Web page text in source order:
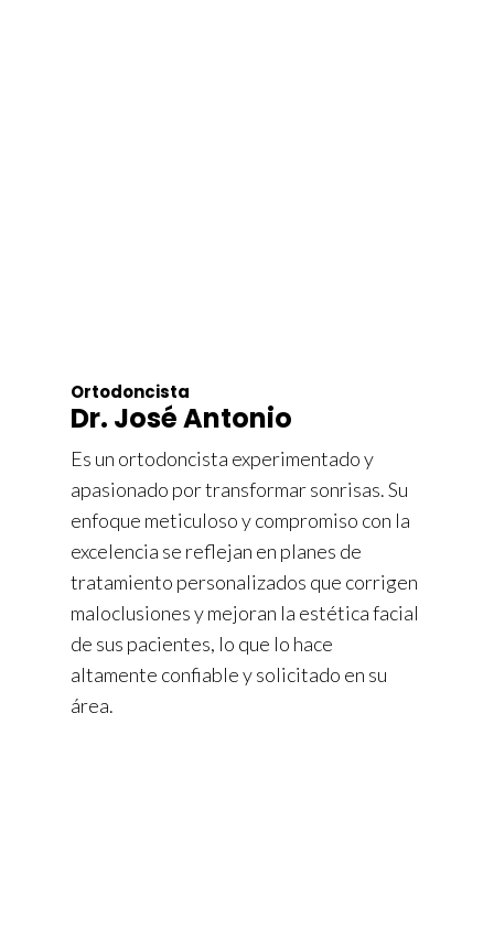
Ortodoncista
Dr. José Antonio
Es un ortodoncista experimentado y
apasionado por transformar sonrisas. Su
enfoque meticuloso y compromiso con la
excelencia se reflejan en planes de
tratamiento personalizados que corrigen
maloclusiones y mejoran la estética facial
de sus pacientes, lo que lo hace
altamente confiable y solicitado en su
área.